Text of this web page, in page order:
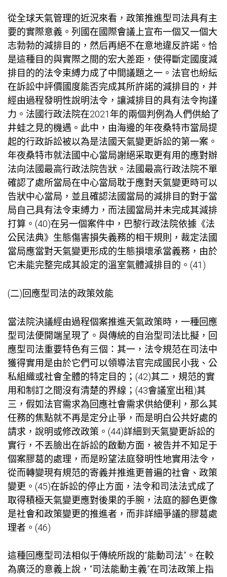
從全球天氣管理的近況來看，政策推進型司法具有主
要的實際意義。列國在國際會議上宣布一個又一個大
志勃勃的減排目的，然后再絕不在意地違反許諾。恰
是這種目的與實際之間的宏大差距，使得斷定國度減
排目的的法令束縛力成了中間議題之一。法官也紛紜
在訴訟中評價國度能否完成其所許諾的減排目的，并
經由過程發明性說明法令，讓減排目的具有法令拘謹
力。法國行政法院在2021年的兩個判例為人們供給了
井蛙之見的機遇。此中，由海邊的年夜桑特市當局提
起的行政訴訟被以為是法國天氣變更訴訟的第一案。
年夜桑特市就法國中心當局謝絕采取更有用的應對辦
法向法國最高行政法院告狀。法國最高行政法院不單
確認了處所當局在中心當局耽于應對天氣變更時可以
告狀中心當局，並且確認法國當局的減排目的對于當
局自己具有法令束縛力，而法國當局并未完成其減排
打算。(40)在另一個案件中，巴黎行政法院依據《法
公民法典》生態傷害損失義務的相干規則，裁定法國
當局應當對天氣變更形成的生態損壞承當義務，由於
它未能完整完成其設定的溫室氣體減排目的。(41)
(二)回應型司法的政策效能
當法院決議經由過程個案推進天氣政策時，一種回應
型司法便開端呈現了。與傳統的自治型司法比擬，回
應型司法重要特色有三個：其一，法令規范在司法中
獲得實用是由於它們可以領導法官完成國民小我、公
私組織或社會全體的特定目的；(42)其二，規范的實
用和制訂之間沒有清楚的界線；(43會議室出租)其
三，假如法官需求為回應社會需求供給便利，那么其
任務的焦點就不再是定分止爭，而是明白公共好處的
請求，說明或修改政策。(44)詳細到天氣變更訴訟的
實行，不丟臉出在訴訟的啟動方面，被告并不知足于
個案膠葛的處理，而是盼望法庭發明性地實用法令，
從而轉變現有規范的寄義并推進更普遍的社會、政策
變更。(45)在訴訟的停止方面，法令和司法法式成了
取得積極天氣變更應對後果的手腕，法庭的腳色更像
是社會和政策變更的推進者，而非詳細爭議的膠葛處
理者。(46)
這種回應型司法相似于傳統所說的“能動司法”。在較
為廣泛的意義上說，“司法能動主義”在司法政策上指